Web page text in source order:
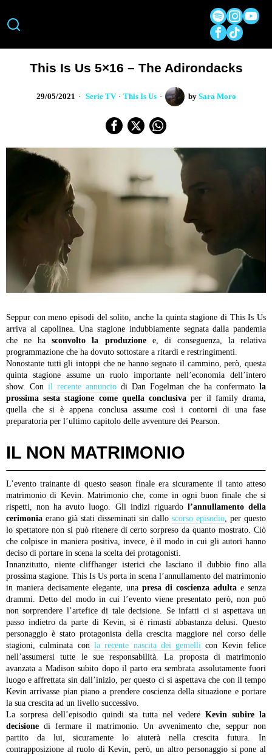
This Is Us 5×16 – The Adirondacks
29/05/2021 Serie TV · This Is Us by Sara Moro
Seppur con meno episodi del solito, anche la quinta stagione di This Is Us
arriva al capolinea. Una stagione indubbiamente segnata dalla pandemia
che ne hasconvolto la produzionee, di conseguenza, la relativa
programmazione che ha dovuto sottostare a ritardi e restringimenti.
Nonostante tutti gli intoppi che ne hanno segnato il cammino, però, questa
quinta stagione assume un ruolo importante nell’economia dell’intero
show. Con il recente annuncio di Dan Fogelman che ha confermato la
prossima sesta stagione come quella conclusiva per il family drama,
quella che si è appena conclusa assume così i contorni di una fase
preparatoria per l’ultimo capitolo delle avventure dei Pearson.
IL NON MATRIMONIO
L’evento trainante di questo season finale era sicuramente il tanto atteso
matrimonio di Kevin. Matrimonio che, come in ogni buon finale che si
rispetti, non ha avuto luogo. Gli indizi riguardo l’annullamento della
cerimonia erano già stati disseminati sin dallo scorso episodio, per questo
lo spettatore non si può ritenere di certo sorpreso da quanto mostrato. Ciò
che colpisce in maniera positiva, invece, è il modo in cui gli autori hanno
deciso di portare in scena la scelta dei protagonisti.
Innanzitutto, niente cliffhanger isterici che lasciano il dubbio fino alla
prossima stagione. This Is Us porta in scena l’annullamento del matrimonio
in maniera decisamente elegante, una presa di coscienza adulta e senza
drammi. Detto del modo in cui l’evento viene presentato però, non può
non sorprendere l’artefice di tale decisione. Se infatti ci si aspettava un
passo indietro da parte di Kevin, si è rimasti abbastanza delusi. Questo
personaggio è stato protagonista della crescita maggiore nel corso delle
stagioni, culminata con la recente nascita dei gemelli con Kevin felice
nell’assumersi tutte le sue responsabilità. La proposta di matrimonio
avanzata a Madison subito dopo il parto era sembrata assolutamente fuori
luogo e affrettata sin dall’inizio, per questo ci si aspettava che con il tempo
Kevin arrivasse pian piano a prendere coscienza della situazione e portare
la sua crescita ad un livello successivo.
La sorpresa dell’episodio quindi sta tutta nel vedere Kevin subire la
decisione di fermare il matrimonio. Un avvenimento che, seppur non
partito da lui, sicuramente lo aiuterà nella crescita futura. In
contrapposizione al ruolo di Kevin, però, un altro personaggio si pone al